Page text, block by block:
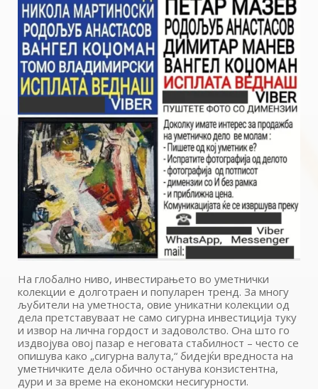
На глобално ниво, инвестирањето во уметнички
колекции е долготраен и популарен тренд. За многу
љубители на уметноста, овие уникатни колекции од
дела претставуваат не само сигурна инвестиција туку
и извор на лична гордост и задоволство. Она што го
издвојува овој пазар е неговата стабилност – често се
опишува како „сигурна валута,“ бидејќи вредноста на
уметничките дела обично останува конзистентна,
дури и за време на економски несигурности.